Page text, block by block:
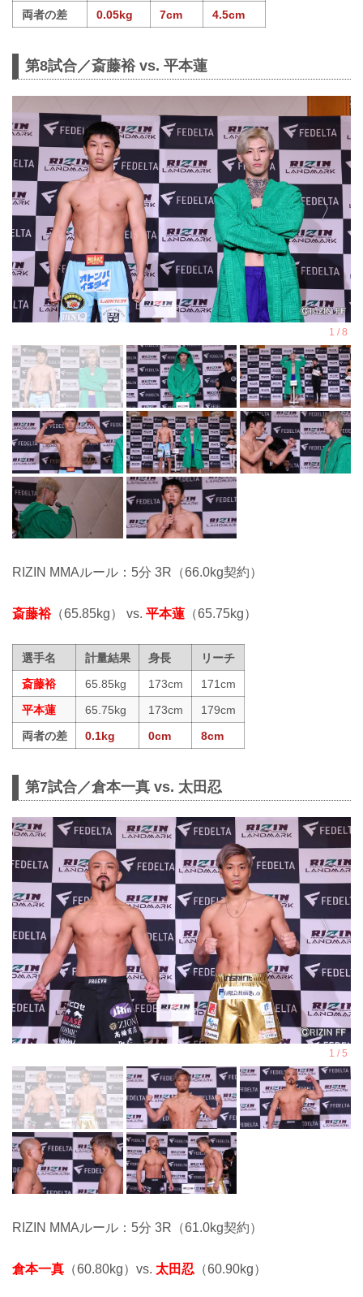
両者の差 0.05kg 7cm 4.5cm
第8試合／斎藤裕 vs. 平本蓮
RIZIN MMAルール：5分 3R（66.0kg契約）
斎藤裕（65.85kg） vs. 平本蓮 （65.75kg）
選手名 計量結果 身長
リーチ
斎藤裕
65.85kg 173cm
171cm
平本蓮
65.75kg 173cm
179cm
両者の差
0.1kg 0cm 8cm
第7試合／倉本一真 vs. 太田忍
RIZIN MMAルール：5分 3R（61.0kg契約）
倉本一真 （60.80kg）vs. 太田忍 （60.90kg）